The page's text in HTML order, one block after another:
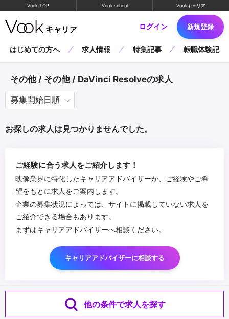
Vook TOP Vook school Vookキャリア
ログイン 新規登録
はじめての方へ 求人情報 特集記事 転職体験記
その他 / その他 / DaVinci Resolveの求人
お探しの求人は見つかりませんでした。
ご経験に合う求人をご紹介します！
映像業界に特化したキャリアアドバイザーが、ご経験やご希
望をもとに求人をご案内します。
企業の募集状況によっては、サイトに掲載していない求人を
ご紹介できる場合もあります。
まずはキャリアアドバイザーへ相談ください。
キャリアアドバイザーに相談する
他の条件で求人を探す